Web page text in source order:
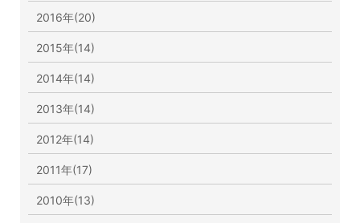
2016年(20)
2015年(14)
2014年(14)
2013年(14)
2012年(14)
2011年(17)
2010年(13)